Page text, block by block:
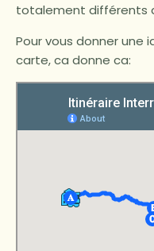
totalement différents
Pour vous donner une
carte, ca donne ca: